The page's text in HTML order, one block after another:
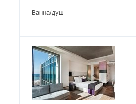
Ванна/душ